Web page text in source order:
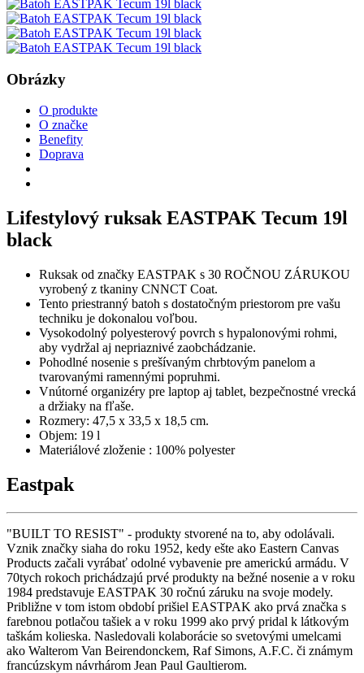
Obrázky
O produkte
O značke
Benefity
Doprava
Lifestylový ruksak EASTPAK Tecum 19l
black
Ruksak od značky EASTPAK s 30 ROČNOU ZÁRUKOU
vyrobený z tkaniny CNNCT Coat.
Tento priestranný batoh s dostatočným priestorom pre vašu
techniku ​​je dokonalou voľbou.
Vysokodolný polyesterový povrch s hypalonovými rohmi,
aby vydržal aj nepriaznivé zaobchádzanie.
Pohodlné nosenie s prešívaným chrbtovým panelom a
tvarovanými ramennými popruhmi.
Vnútorné organizéry pre laptop aj tablet, bezpečnostné vrecká
a držiaky na fľaše.
Rozmery: 47,5 x 33,5 x 18,5 cm.
Objem: 19 l
Materiálové zloženie : 100% polyester
Eastpak
"BUILT TO RESIST" - produkty stvorené na to, aby odolávali.
Vznik značky siaha do roku 1952, kedy ešte ako Eastern Canvas
Products začali vyrábať odolné vybavenie pre americkú armádu. V
70tych rokoch prichádzajú prvé produkty na bežné nosenie a v roku
1984 predstavuje EASTPAK 30 ročnú záruku na svoje modely.
Približne v tom istom období prišiel EASTPAK ako prvá značka s
farebnou potlačou tašiek a v roku 1999 ako prvý pridal k látkovým
taškám kolieska. Nasledovali kolaborácie so svetovými umelcami
ako Walterom Van Beirendonckem, Raf Simons, A.F.C. či známym
francúzskym návrhárom Jean Paul Gaultierom.